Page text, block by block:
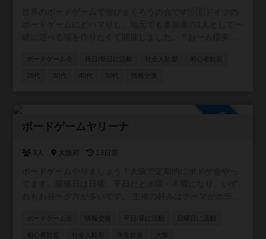
入退室時間は自由 もちろん、市外・府外の方も大歓迎で
す。 月1回程度、公共施設でオープン会を開催していま
再開していきますので、気長によろしくです〜🐈
ボードゲーム会 祝日/祭日に活動 社会人歓迎 初心者歓迎
20代 30代 40代 50代 情報交換
ボードゲームヤリーナ
3人 大阪府 13日前
軽量〜中量級でメジャー作品よりは同人ゲームやマイナー
なのが好き。 ちなみにボードゲームアリーナとは関係あり
ボードゲーム会 情報交換 平日/昼に活動
初心者歓迎 社会人歓迎 学生歓迎 大阪